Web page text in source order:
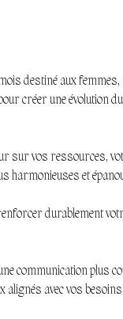
destiné aux femmes,
créer une évolution
sur vos ressources,
harmonieuses et
durablement
communication plus
alignés avec vos